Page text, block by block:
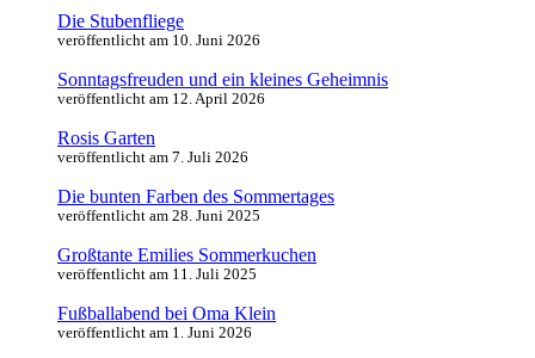
Die Stubenfliege
veröffentlicht am 10. Juni 2026
Sonntagsfreuden und ein kleines Geheimnis
veröffentlicht am 12. April 2026
Rosis Garten
veröffentlicht am 7. Juli 2026
Die bunten Farben des Sommertages
veröffentlicht am 28. Juni 2025
Großtante Emilies Sommerkuchen
veröffentlicht am 11. Juli 2025
Fußballabend bei Oma Klein
veröffentlicht am 1. Juni 2026